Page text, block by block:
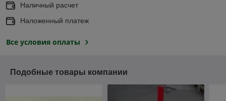
Наличный расчет
Наложенный платеж
Все условия оплаты
Подобные товары компании